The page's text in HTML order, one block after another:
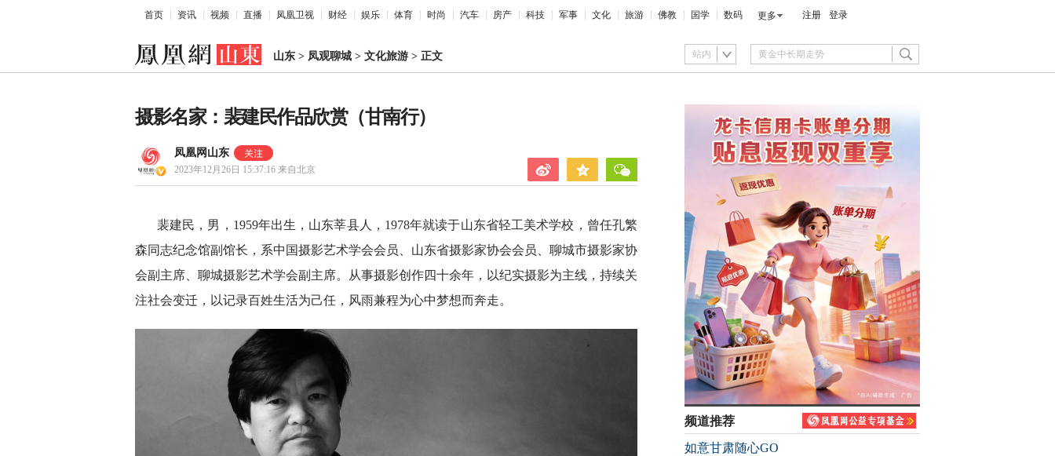
首页 资讯 视频 直播 凤凰卫视 财经 娱乐 体育 时尚 汽车 房产 科技 军事 文化 旅游 佛教 国学 数码 更多 注册 登录
山东 > 凤观聊城 > 文化旅游 > 正文 站内
摄影名家：裴建民作品欣赏（甘南行）
凤凰网山东
2023年12月26日 15:37:16 来自北京
裴建民，男，1959年出生，山东莘县人，1978年就读于山东省轻工美术学校，曾任孔繁
森同志纪念馆副馆长，系中国摄影艺术学会会员、山东省摄影家协会会员、聊城市摄影家协
会副主席、聊城摄影艺术学会副主席。从事摄影创作四十余年，以纪实摄影为主线，持续关
注社会变迁，以记录百姓生活为己任，风雨兼程为心中梦想而奔走。
频道推荐
如意甘肃随心GO